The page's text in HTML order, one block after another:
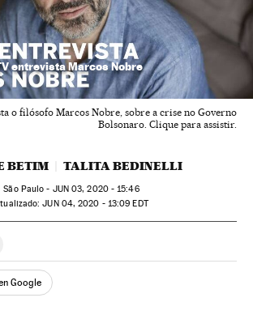
entrevista Marcos Nobre
o filósofo Marcos Nobre, sobre a crise no Governo
Bolsonaro. Clique para assistir.
BETIM TALITA BEDINELLI
São Paulo - JUN03, 2020 - 15:46
atualizado: JUN04, 2020 - 13:09 EDT
Facebook
en TwitterRedes Sociales
Google